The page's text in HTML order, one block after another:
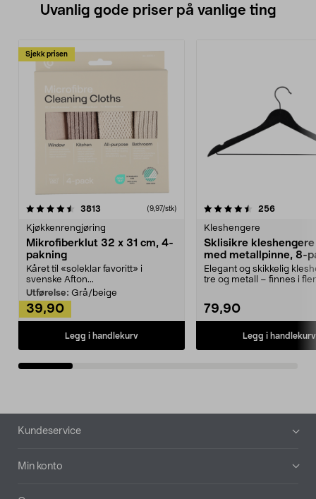
Uvanlig gode priser på vanlige ting
Sjekk prisen
3813 anmeldelser(9,97/stk)
Kjøkkenrengjøring
Mikrofiberklut 32 x 31 cm, 4-
pakning
Kåret til «soleklar favoritt» i
svenske Afton...
Utførelse: Grå/beige
39,90
Legg i handlekurv
4.5av 5 stjerner 256
Kleshengere
Sklisikre
med metallpinne, 8-
Elegant og skikkelig
tre og metall – finnes i
79,90
Legg i handlekurv
4.5av 5 stjerner
Bunntekst
Kundeservice
Min konto